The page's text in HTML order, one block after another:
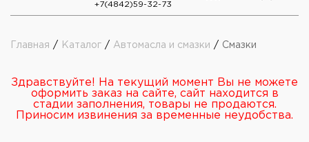
+7(4842)59-32-73
Главная / Каталог / Автомасла и смазки / Смазки
Здравствуйте! На текущий момент Вы не можете
оформить заказ на сайте, сайт находится в
стадии заполнения, товары не продаются.
Приносим извинения за временные неудобства.